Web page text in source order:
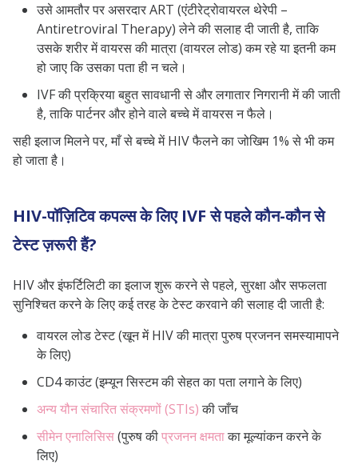
उसे आमतौर पर असरदार ART (एंटीरेट्रोवायरल थेरेपी –
Antiretroviral Therapy) लेने की सलाह दी जाती है, ताकि
उसके शरीर में वायरस की मात्रा (वायरल लोड) कम रहे या इतनी कम
हो जाए कि उसका पता ही न चले।
IVF की प्रक्रिया बहुत सावधानी से और लगातार निगरानी में की जाती
है, ताकि पार्टनर और होने वाले बच्चे में वायरस न फैले।
सही इलाज मिलने पर, माँ से बच्चे में HIV फैलने का जोखिम 1% से भी कम
हो जाता है।
HIV-पॉज़िटिव कपल्स के लिए IVF से पहले कौन-कौन से
टेस्ट ज़रूरी हैं?
HIV और इंफर्टिलिटी का इलाज शुरू करने से पहले, सुरक्षा और सफलता
सुनिश्चित करने के लिए कई तरह के टेस्ट करवाने की सलाह दी जाती है:
वायरल लोड टेस्ट (खून में HIV की मात्रा पुरुष प्रजनन समस्यामापने
के लिए)
CD4 काउंट (इम्यून सिस्टम की सेहत का पता लगाने के लिए)
अन्य यौन संचारित संक्रमणों (STIs)की जाँच
सीमेन एनालिसिस(पुरुष कीप्रजनन क्षमताका मूल्यांकन करने के
लिए)